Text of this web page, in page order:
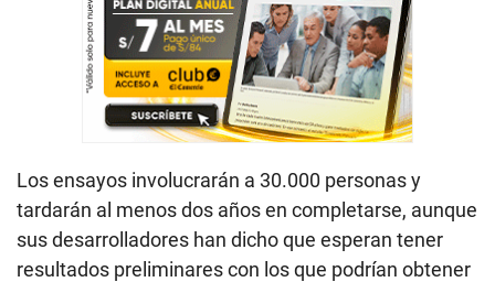
Los ensayos involucrarán a 30.000 personas y
tardarán al menos dos años en completarse, aunque
sus desarrolladores han dicho que esperan tener
resultados preliminares con los que podrían obtener